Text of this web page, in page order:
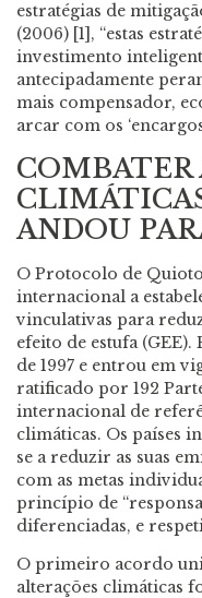
estratégias de
(2006) [1], “estas
investimento
antecipadamente
mais compensador,
arcar com os
COMBATER
ANDOU
O Protocolo de
internacional a
vinculativas para
efeito de estufa (GEE).
de 1997 e entrou em
ratificado por 192
internacional de
climáticas. Os países
se a reduzir as suas
com as metas
princípio de
diferenciadas, e
O primeiro acordo
alterações climáticas